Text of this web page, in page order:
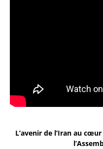
L’avenir de l’Iran au